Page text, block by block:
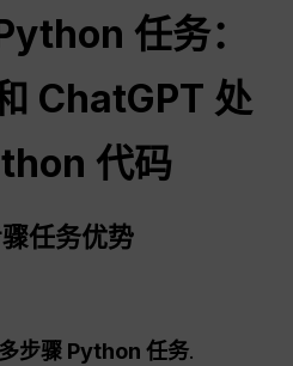
任务：
ChatGPT 处
代码
任务优势
多步骤 Python 任务.